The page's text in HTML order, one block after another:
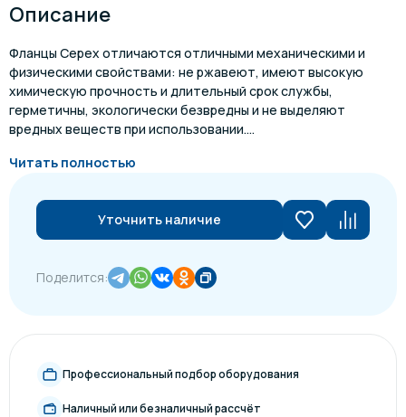
Описание
Фланцы Cepex отличаются отличными механическими и
физическими свойствами: не ржавеют, имеют высокую
химическую прочность и длительный срок службы,
герметичны, экологически безвредны и не выделяют
вредных веществ при использовании....
Читать полностью
Уточнить наличие
Поделится:
Профессиональный подбор оборудования
Наличный или безналичный рассчёт